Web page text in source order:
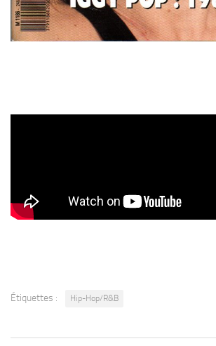
Étiquettes : Hip-Hop/R&B